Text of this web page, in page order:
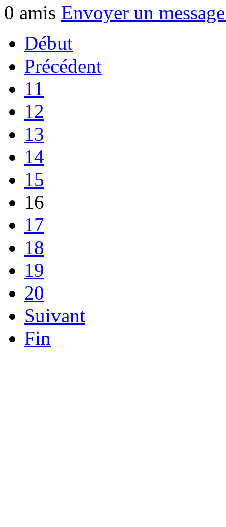
0 amis Envoyer un
Début
Précédent
11
12
13
14
15
16
17
18
19
20
Suivant
Fin